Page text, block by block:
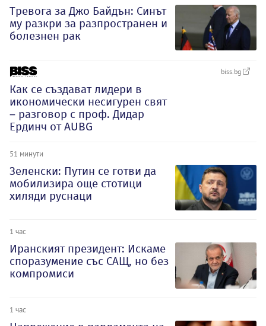
Тревога за Джо Байдън: Синът
му разкри за разпространен и
болезнен рак
biss.bg
Как се създават лидери в
икономически несигурен свят
– разговор с проф. Дидар
Ердинч от AUBG
51 минути
Зеленски: Путин се готви да
мобилизира още стотици
хиляди руснаци
1 час
Иранският президент: Искаме
споразумение със САЩ, но без
компромиси
1 час